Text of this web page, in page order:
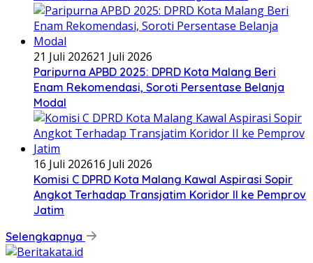
21 Juli 202621 Juli 2026
Paripurna APBD 2025: DPRD Kota Malang Beri
Enam Rekomendasi, Soroti Persentase Belanja
Modal
16 Juli 202616 Juli 2026
Komisi C DPRD Kota Malang Kawal Aspirasi Sopir
Angkot Terhadap Transjatim Koridor II ke Pemprov
Jatim
Selengkapnya